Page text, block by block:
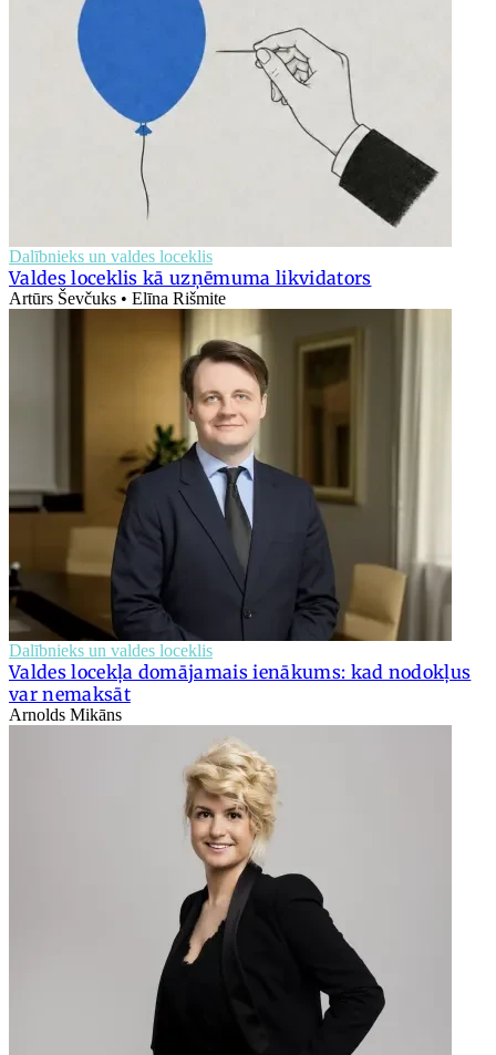
Dalībnieks un valdes loceklis
Valdes loceklis kā uzņēmuma likvidators
Artūrs Ševčuks • Elīna Rišmite
Dalībnieks un valdes loceklis
Valdes locekļa domājamais ienākums: kad nodokļus
var nemaksāt
Arnolds Mikāns